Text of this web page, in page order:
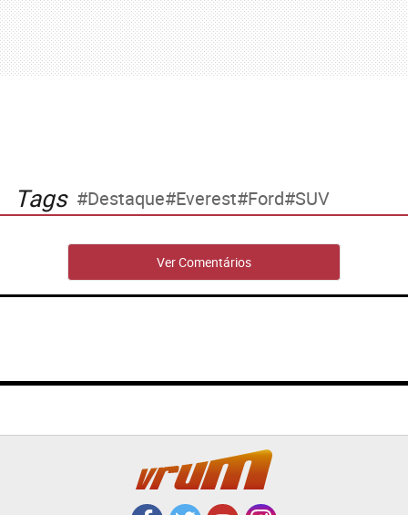
Tags Destaque Everest Ford SUV
Ver Comentários